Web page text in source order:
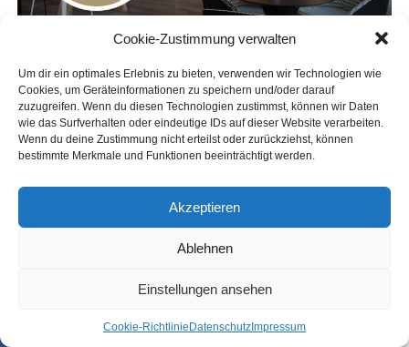
Cookie-Zustimmung verwalten
Um dir ein optimales Erlebnis zu bieten, verwenden wir Technologien wie
Cookies, um Geräteinformationen zu speichern und/oder darauf
zuzugreifen. Wenn du diesen Technologien zustimmst, können wir Daten
wie das Surfverhalten oder eindeutige IDs auf dieser Website verarbeiten.
Wenn du deine Zustimmung nicht erteilst oder zurückziehst, können
bestimmte Merkmale und Funktionen beeinträchtigt werden.
Akzeptieren
Ablehnen
Einstellungen ansehen
Coo­kie-Richt­li­nie Daten­schutz Impres­sum
SHARE TWEET